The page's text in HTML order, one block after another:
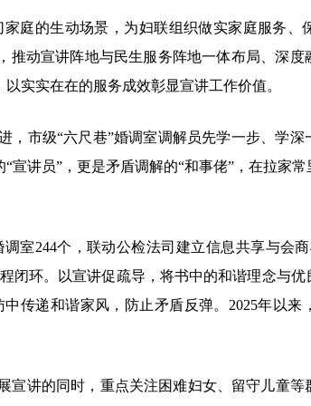
的生动场景，为妇联组织做实家庭服务、
动宣讲阵地与民生服务阵地一体布局、深度
实实在在的服务成效彰显宣讲工作价值。
市级“六尺巷”婚调室调解员先学一步、学深
讲员”，更是矛盾调解的“和事佬”，在拉家
244个，联动公检法司建立信息共享与会商
环。以宣讲促疏导，将书中的和谐理念与优
传递和谐家风，防止矛盾反弹。2025年以来
的同时，重点关注困难妇女、留守儿童等